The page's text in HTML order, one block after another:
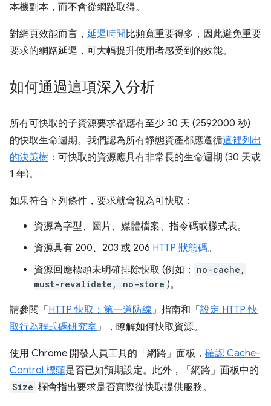
本機副本，而不會從網路取得。
對網頁效能而言， 延遲時間比頻寬重要得多，因此避免重要
要求的網路延遲，可大幅提升使用者感受到的效能。
如何通過這項深入分析
所有可快取的子資源要求都應有至少 30 天 (2592000 秒)
的快取生命週期。我們認為所有靜態資產都應遵循這裡列出
的決策樹 ：可快取的資源應具有非常長的生命週期 (30 天或
1 年)。
如果符合下列條件，要求就會視為可快取：
資源為字型、圖片、媒體檔案、指令碼或樣式表。
資源具有 200、203 或 206 HTTP 狀態碼。
資源回應標頭未明確排除快取 (例如：
no-cache,
must-revalidate, no-store )。
請參閱「 HTTP 快取：第一道防線」指南和「 設定 HTTP 快
取行為程式碼研究室」，瞭解如何快取資源。
使用 Chrome 開發人員工具的「網路」 面板， 確認 Cache-
Control 標頭是否已如預期設定。此外，「網路」 面板中的
Size 欄會指出要求是否實際從快取提供服務。